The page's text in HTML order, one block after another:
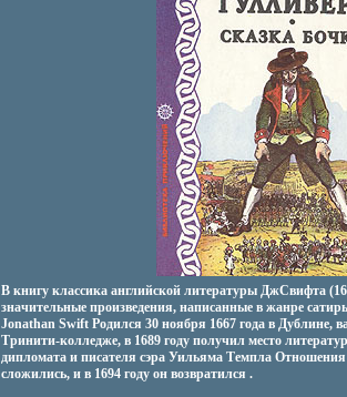
В книгу классика английской литературы ДжСвифта
значительные произведения, написанные в жанре
Jonathan Swift Родился 30 ноября 1667 года в Дублине,
Тринити-колледже, в 1689 году получил место
дипломата и писателя сэра Уильяма Темпла
сложились, и в 1694 году он возвратился .